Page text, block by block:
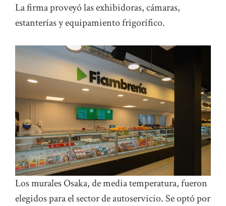
La firma proveyó las exhibidoras, cámaras,
estanterías y equipamiento frigorífico.
Los murales Osaka, de media temperatura, fueron
elegidos para el sector de autoservicio. Se optó por